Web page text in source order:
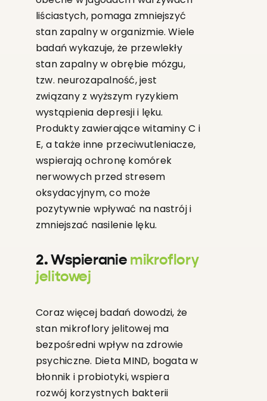
liściastych, pomaga zmniejszyć
stan zapalny w organizmie. Wiele
badań wykazuje, że przewlekły
stan zapalny w obrębie mózgu,
tzw. neurozapalność, jest
związany z wyższym ryzykiem
wystąpienia depresji i lęku.
Produkty zawierające witaminy C i
E, a także inne przeciwutleniacze,
wspierają ochronę komórek
nerwowych przed stresem
oksydacyjnym, co może
pozytywnie wpływać na nastrój i
zmniejszać nasilenie lęku.
2. Wspieranie mikroflory
jelitowej
Coraz więcej badań dowodzi, że
stan mikroflory jelitowej ma
bezpośredni wpływ na zdrowie
psychiczne. Dieta MIND, bogata w
błonnik i probiotyki, wspiera
rozwój korzystnych bakterii